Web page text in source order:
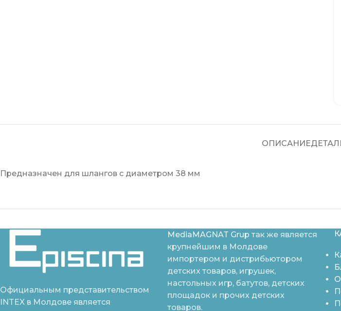
ОПИСАНИЕ
Предназначен для шлангов с диаметром 38 мм
Официальным представительством
INTEX в Молдове является
MediaMAGNAT Grup так же является
крупнейшим в Молдове
импортером и дистрибьютором
детских товаров, игрушек,
настольных игр, батутов, детских
площадок и прочих детских
товаров.